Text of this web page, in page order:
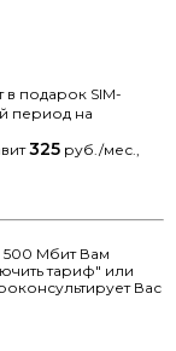
подарок SIM-
период на
325 руб./мес.,
500 Мбит Вам
тариф" или
Вас